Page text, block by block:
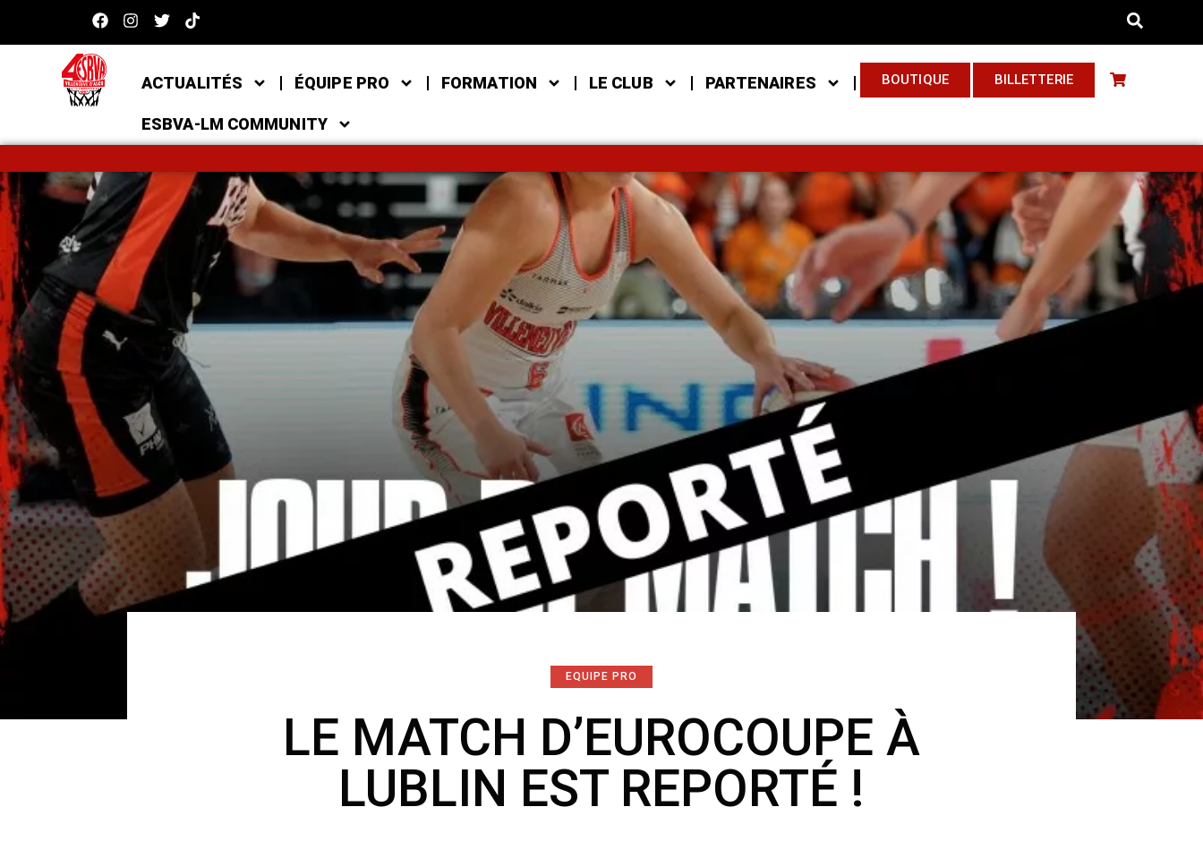
ACTUALITÉS ÉQUIPE PRO FORMATION LE CLUB PARTENAIRES
ESBVA-LM COMMUNITY
BOUTIQUE BILLETTERIE
EQUIPE PRO
LE MATCH D’EUROCOUPE À
LUBLIN EST REPORTÉ !